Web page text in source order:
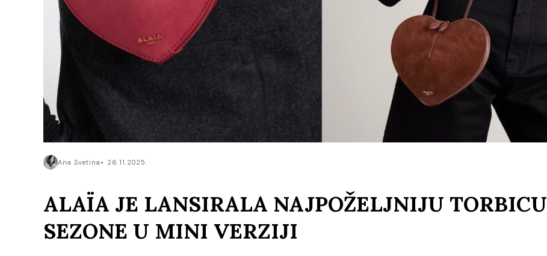
Ana Svetina 26.11.2025.
ALAÏA JE LANSIRALA NAJPOŽELJNIJU TORBICU
SEZONE U MINI VERZIJI